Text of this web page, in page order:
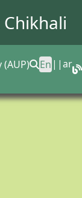
En ||ar